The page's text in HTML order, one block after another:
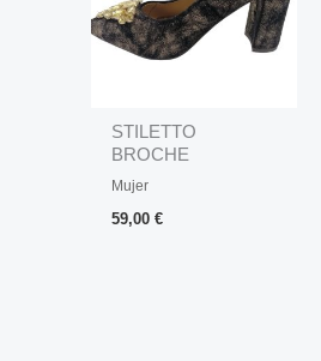
STILETTO
BROCHE
PEDRERIA
Mujer
59,00€